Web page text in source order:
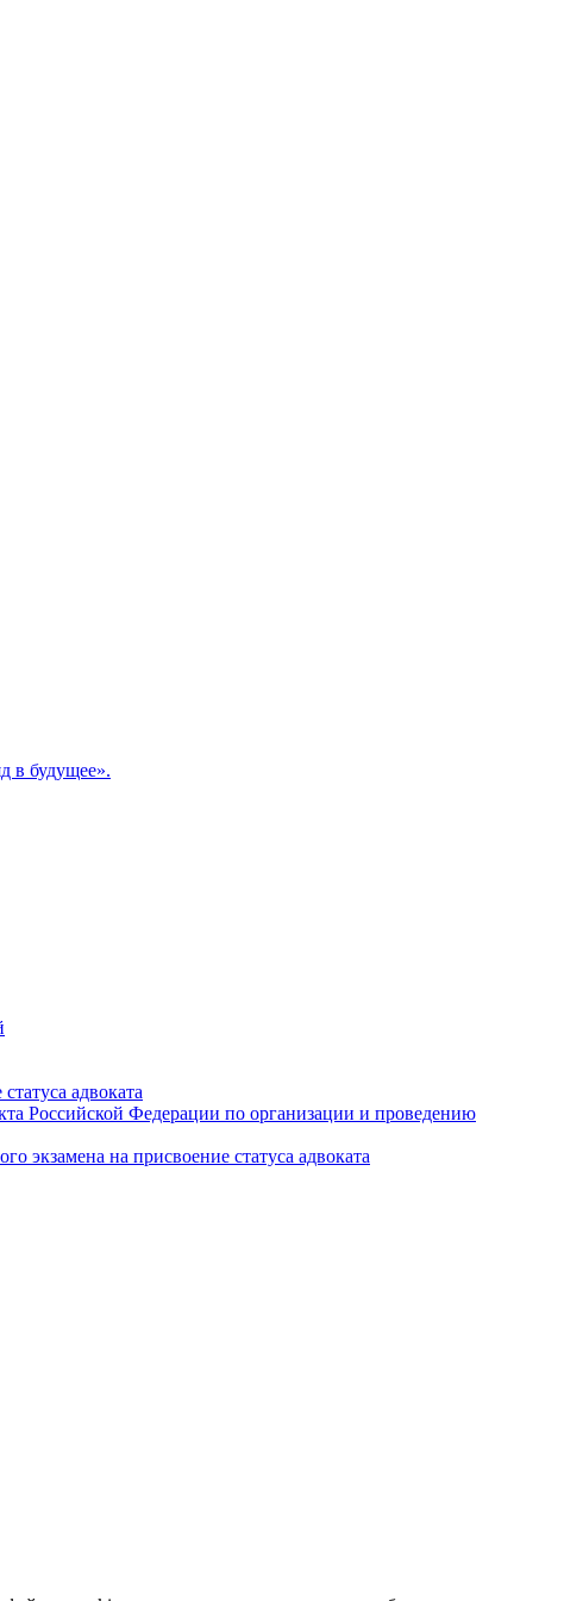
в будущее».
адвоката
Российской Федерации по организации и проведению
на присвоение статуса адвоката